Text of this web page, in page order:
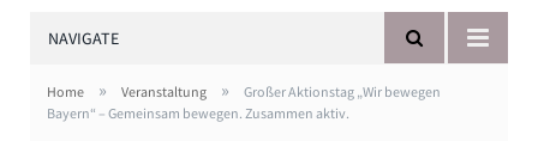
NAVIGATE
Home » Veranstaltung »
Großer Aktionstag „Wir bewegen
Bayern“ – Gemeinsam bewegen. Zusammen aktiv.